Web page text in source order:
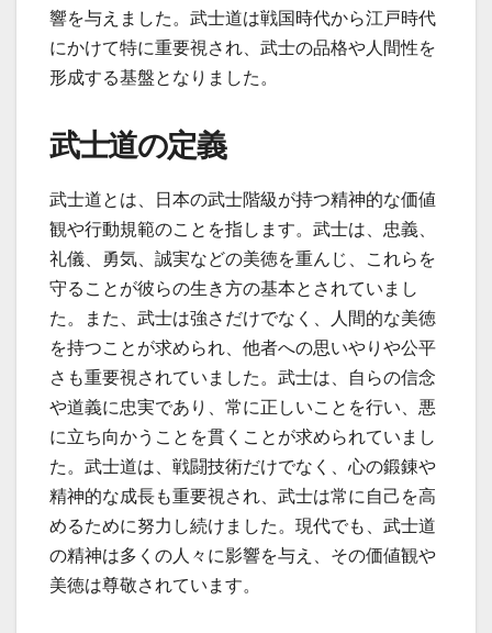
響を与えました。武士道は戦国時代から江戸時代
にかけて特に重要視され、武士の品格や人間性を
形成する基盤となりました。
武士道の定義
武士道とは、日本の武士階級が持つ精神的な価値
観や行動規範のことを指します。武士は、忠義、
礼儀、勇気、誠実などの美徳を重んじ、これらを
守ることが彼らの生き方の基本とされていまし
た。また、武士は強さだけでなく、人間的な美徳
を持つことが求められ、他者への思いやりや公平
さも重要視されていました。武士は、自らの信念
や道義に忠実であり、常に正しいことを行い、悪
に立ち向かうことを貫くことが求められていまし
た。武士道は、戦闘技術だけでなく、心の鍛錬や
精神的な成長も重要視され、武士は常に自己を高
めるために努力し続けました。現代でも、武士道
の精神は多くの人々に影響を与え、その価値観や
美徳は尊敬されています。